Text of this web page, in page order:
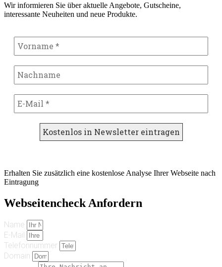
Wir informieren Sie über aktuelle Angebote, Gutscheine,
interessante Neuheiten und neue Produkte.
Erhalten Sie zusätzlich eine kostenlose Analyse Ihrer Webseite nach
Eintragung
Webseitencheck Anfordern
Name
E-Mail
Telefonnummer
Domain